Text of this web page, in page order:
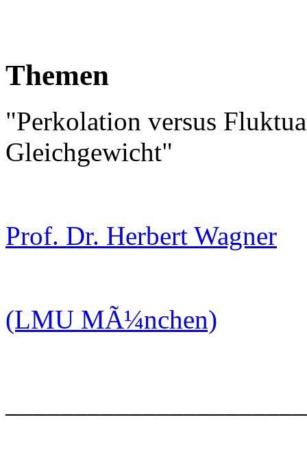
Themen
"Perkolation versus
Gleichgewicht"
Prof. Dr. Herbert Wagner
(LMU MÃ¼nchen)